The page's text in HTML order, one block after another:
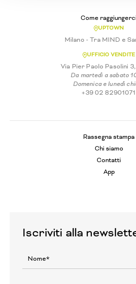
Come raggiungerci
UPTOWN
Milano - Tra MIND e
UFFICIO VENDITE
Via Pier Paolo Pasolini
Da martedì a sabato
Domenica e lunedì
+39 02 82901071
Rassegna stampa
Chi siamo
Contatti
App
Iscriviti alla